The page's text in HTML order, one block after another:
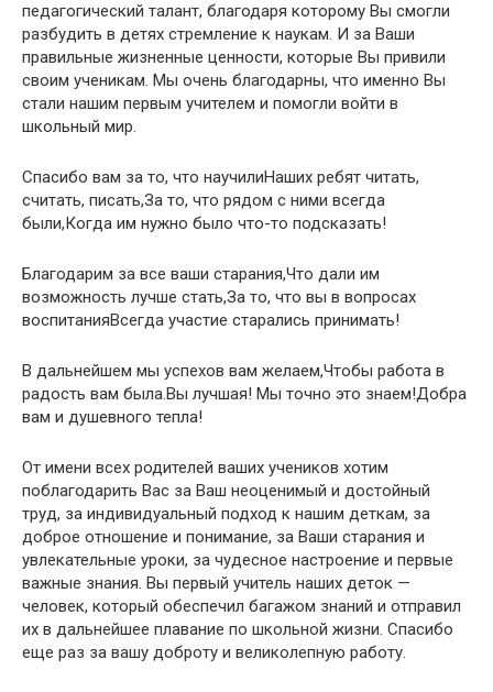
педагогический талант, благодаря которому Вы смогли
разбудить в детях стремление к наукам. И за Ваши
правильные жизненные ценности, которые Вы привили
своим ученикам. Мы очень благодарны, что именно Вы
стали нашим первым учителем и помогли войти в
школьный мир.
Спасибо вам за то, что научилиНаших ребят читать,
считать, писать,За то, что рядом с ними всегда
были,Когда им нужно было что-то подсказать!
Благодарим за все ваши старания,Что дали им
возможность лучше стать,За то, что вы в вопросах
воспитанияВсегда участие старались принимать!
В дальнейшем мы успехов вам желаем,Чтобы работа в
радость вам была.Вы лучшая! Мы точно это знаем!Добра
вам и душевного тепла!
От имени всех родителей ваших учеников хотим
поблагодарить Вас за Ваш неоценимый и достойный
труд, за индивидуальный подход к нашим деткам, за
доброе отношение и понимание, за Ваши старания и
увлекательные уроки, за чудесное настроение и первые
важные знания. Вы первый учитель наших деток —
человек, который обеспечил багажом знаний и отправил
их в дальнейшее плавание по школьной жизни. Спасибо
еще раз за вашу доброту и великолепную работу.